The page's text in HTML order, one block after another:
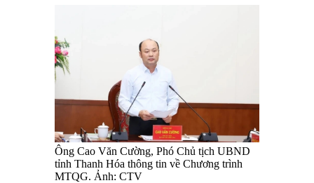
Ông Cao Văn Cường, Phó Chủ tịch UBND
tỉnh Thanh Hóa thông tin về Chương trình
MTQG. Ảnh: CTV